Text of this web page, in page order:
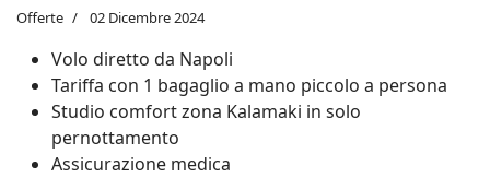
Offerte 02 Dicembre 2024
Volo diretto da Napoli
Tariffa con 1 bagaglio a mano piccolo a persona
Studio comfort zona Kalamaki in solo
pernottamento
Assicurazione medica